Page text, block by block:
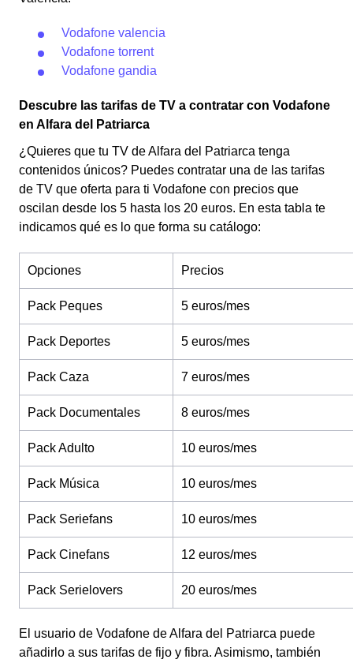
Vodafone valencia
Vodafone torrent
Vodafone gandia
Descubre las tarifas de TV a contratar con Vodafone
en Alfara del Patriarca
¿Quieres que tu TV de Alfara del Patriarca tenga
contenidos únicos? Puedes contratar una de las tarifas
de TV que oferta para ti Vodafone con precios que
oscilan desde los 5 hasta los 20 euros. En esta tabla te
indicamos qué es lo que forma su catálogo:
Opciones Precios
Pack Peques 5 euros/mes
Pack Deportes 5 euros/mes
Pack Caza 7 euros/mes
Pack Documentales 8 euros/mes
Pack Adulto 10 euros/mes
Pack Música 10 euros/mes
Pack Seriefans 10 euros/mes
Pack Cinefans 12 euros/mes
Pack Serielovers 20 euros/mes
El usuario de Vodafone de Alfara del Patriarca puede
añadirlo a sus tarifas de fijo y fibra. Asimismo, también